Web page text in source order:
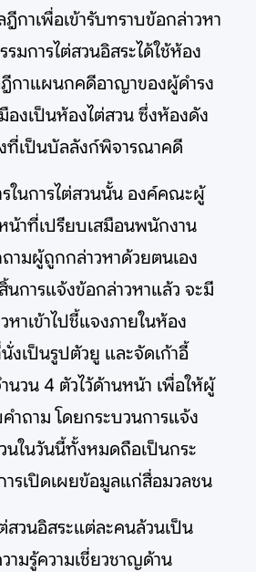
ฎีกาเพื่อเข้ารับทราบข้อกล่าวหา
การไต่สวนอิสระได้ใช้ห้อง
กาแผนกคดีอาญาของผู้ดำรง
องเป็นห้องไต่สวน ซึ่งห้องดัง
ที่เป็นบัลลังก์พิจารณาคดี
ในการไต่สวนนั้น องค์คณะผู้
น้าที่เปรียบเสมือนพนักงาน
ามผู้ถูกกล่าวหาด้วยตนเอง
นการแจ้งข้อกล่าวหาแล้ว จะมี
หาเข้าไปชี้แจงภายในห้อง
งเป็นรูปตัวยู และจัดเก้าอี้
นวน 4 ตัวไว้ด้านหน้า เพื่อให้ผู้
ำถาม โดยกระบวนการแจ้ง
นในวันนี้ทั้งหมดถือเป็นกระ
รเปิดเผยข้อมูลแก่สื่อมวลชน
วนอิสระแต่ละคนล้วนเป็น
มรู้ความเชี่ยวชาญด้าน